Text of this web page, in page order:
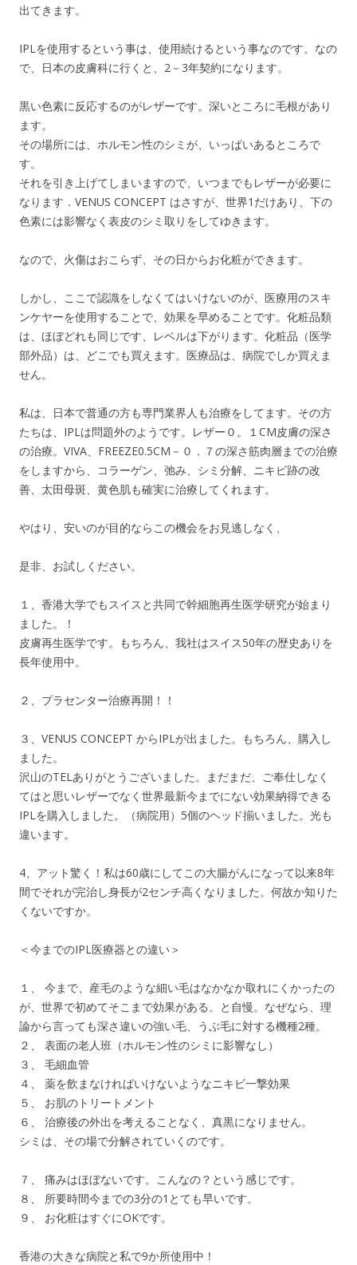
出てきます。
IPLを使用するという事は、使用続けるという事なのです。なの
で、日本の皮膚科に行くと、2－3年契約になります。
黒い色素に反応するのがレザーです。深いところに毛根があり
ます。
その場所には、ホルモン性のシミが、いっぱいあるところで
す。
それを引き上げてしまいますので、いつまでもレザーが必要に
なります．VENUS CONCEPT はさすが、世界1だけあり、下の
色素には影響なく表皮のシミ取りをしてゆきます。
なので、火傷はおこらず、その日からお化粧ができます。
しかし、ここで認識をしなくてはいけないのが、医療用のスキ
ンケヤーを使用することで、効果を早めることです。化粧品類
は、ほぼどれも同じです、レベルは下がります。化粧品（医学
部外品）は、どこでも買えます。医療品は、病院でしか買えま
せん。
私は、日本で普通の方も専門業界人も治療をしてます。その方
たちは、IPLは問題外のようです。レザー０。１CM皮膚の深さ
の治療。VIVA、FREEZE0.5CM－０．７の深さ筋肉層までの治療
をしますから、コラーゲン、弛み、シミ分解、ニキビ跡の改
善、太田母斑、黄色肌も確実に治療してくれます。
やはり、安いのが目的ならこの機会をお見逃しなく、
是非、お試しください。
１、香港大学でもスイスと共同で幹細胞再生医学研究が始まり
ました。！
皮膚再生医学です。もちろん、我社はスイス50年の歴史ありを
長年使用中。
２、プラセンター治療再開！！
３、VENUS CONCEPT からIPLが出ました。もちろん、購入し
ました。
沢山のTELありがとうございました。まだまだ、ご奉仕しなく
てはと思いレザーでなく世界最新今までにない効果納得できる
IPLを購入しました。（病院用）5個のヘッド揃いました。光も
違います。
4、アット驚く！私は60歳にしてこの大腸がんになって以来8年
間でそれが完治し身長が2センチ高くなりました。何故か知りた
くないですか。
＜今までのIPL医療器との違い＞
１、 今まで、産毛のような細い毛はなかなか取れにくかったの
が、世界で初めてそこまで効果がある。と自慢。なぜなら、理
論から言っても深さ違いの強い毛、うぶ毛に対する機種2種。
２、 表面の老人班（ホルモン性のシミに影響なし）
３、 毛細血管
４、 薬を飲まなければいけないようなニキビ一撃効果
５、 お肌のトリートメント
６、 治療後の外出を考えることなく、真黒になりません。
シミは、その場で分解されていくのです。
７、 痛みはほぼないです。こんなの？という感じです。
８、 所要時間今までの3分の1とても早いです。
９、 お化粧はすぐにOKです。
香港の大きな病院と私で9か所使用中！